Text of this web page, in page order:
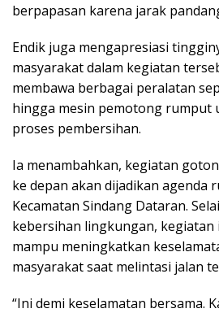
berpapasan karena jarak
Endik juga mengapresiasi
masyarakat dalam kegiatan
membawa berbagai peralatan
hingga mesin pemotong rumput
proses pembersihan.
Ia menambahkan, kegiatan
ke depan akan dijadikan agenda
Kecamatan Sindang Dataran.
kebersihan lingkungan, kegiatan
mampu meningkatkan
masyarakat saat melintasi jalan
“Ini demi keselamatan bersama.